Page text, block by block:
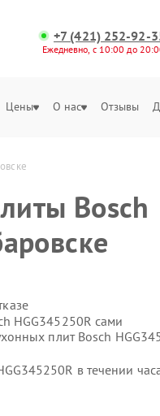
+7 (421) 252-92-
Ежедневно, с 10:00 до
Цены О нас Отзывы
Bosch
HGG345250R сами
плит Bosch
в течении